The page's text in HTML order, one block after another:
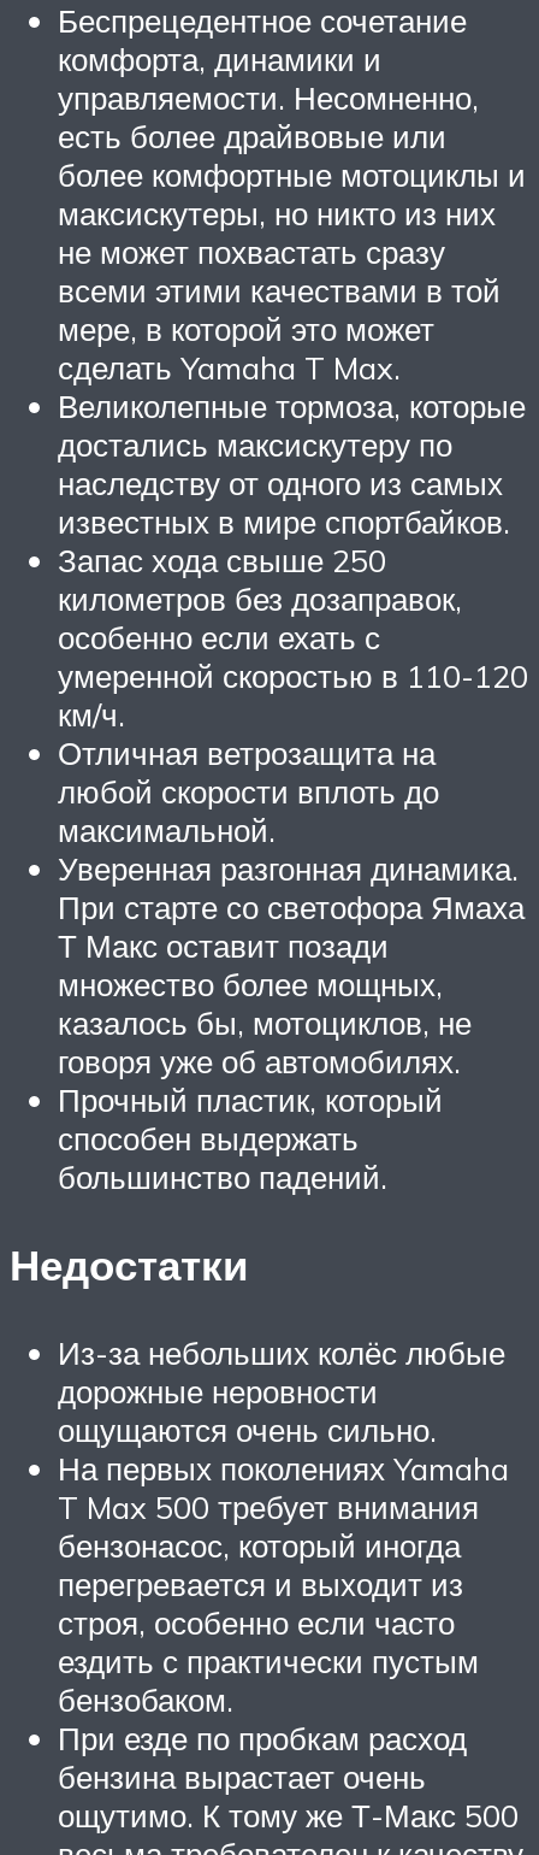
Беспрецедентное сочетание
комфорта, динамики и
управляемости. Несомненно,
есть более драйвовые или
более комфортные мотоциклы и
максискутеры, но никто из них
не может похвастать сразу
всеми этими качествами в той
мере, в которой это может
сделать Yamaha T Max.
Великолепные тормоза, которые
достались максискутеру по
наследству от одного из самых
известных в мире спортбайков.
Запас хода свыше 250
километров без дозаправок,
особенно если ехать с
умеренной скоростью в 110-120
км/ч.
Отличная ветрозащита на
любой скорости вплоть до
максимальной.
Уверенная разгонная динамика.
При старте со светофора Ямаха
Т Макс оставит позади
множество более мощных,
казалось бы, мотоциклов, не
говоря уже об автомобилях.
Прочный пластик, который
способен выдержать
большинство падений.
Недостатки
Из-за небольших колёс любые
дорожные неровности
ощущаются очень сильно.
На первых поколениях Yamaha
T Max 500 требует внимания
бензонасос, который иногда
перегревается и выходит из
строя, особенно если часто
ездить с практически пустым
бензобаком.
При езде по пробкам расход
бензина вырастает очень
ощутимо. К тому же Т-Макс 500